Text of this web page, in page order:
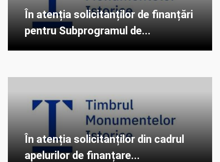
În atenția solicitanților de finanțări
pentru Subprogramul de...
În atenția solicitanților din cadrul
apelurilor de finanțare...